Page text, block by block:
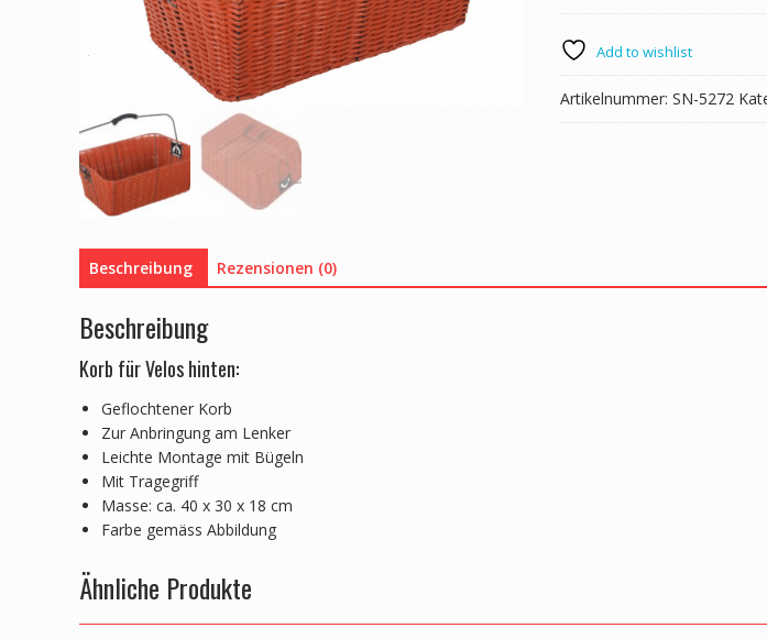
Add to wishlist
Artikelnummer: SN-5272
Beschreibung Rezensionen (0)
Beschreibung
Korb für Velos hinten:
Geflochtener Korb
Zur Anbringung am Lenker
Leichte Montage mit Bügeln
Mit Tragegriff
Masse: ca. 40 x 30 x 18 cm
Farbe gemäss Abbildung
Ähnliche Produkte